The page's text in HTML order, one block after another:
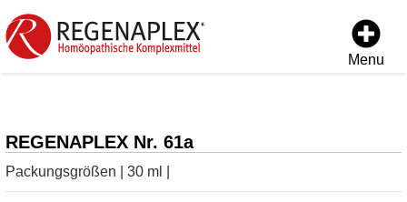
Menu
REGENAPLEX Nr. 61a
Packungsgrößen | 30 ml |